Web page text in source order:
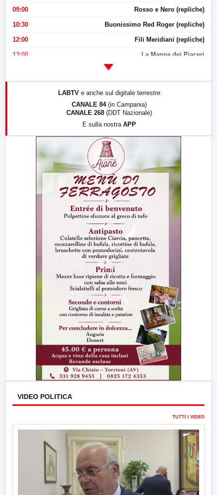
09:00 Rosso e Nero (repliche)
10:30 Buonissimo Red Roger (repliche)
12:00 Fili Meridiani (repliche)
13:00 La Mappa dei Piaceri
LABTV e anche sul digitale terrestre
CANALE 84 (in Campania)
CANALE 268 (DDT Nazionale)
E sulla nostra APP
VIDEO POLITICA
TUTTI I VIDEO